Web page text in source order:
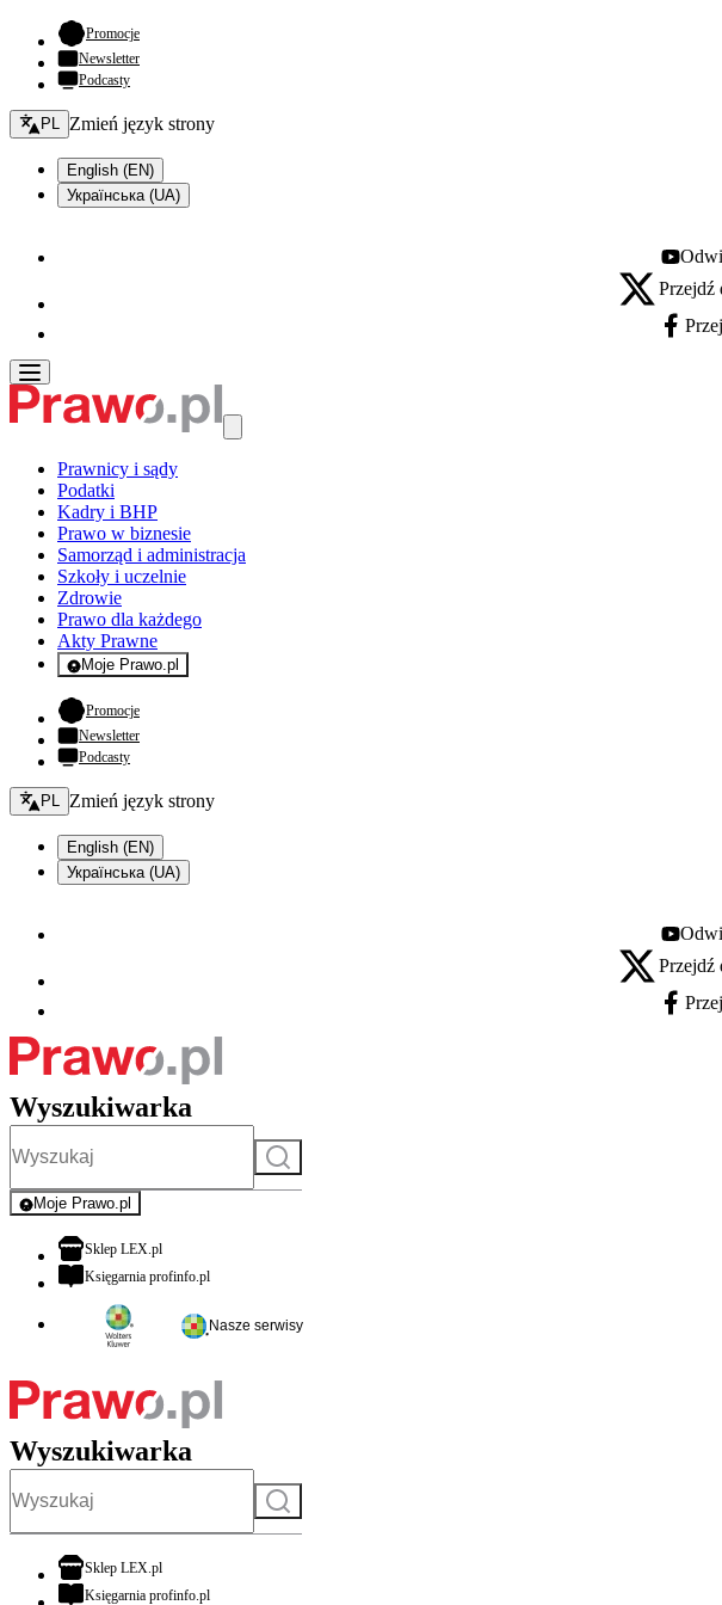
Promocje- otwiera się w nowej karcie
Newsletter
Podcasty
Zmień język - bieżący:
PL Zmień język strony
English (EN)
Українська (UA)
Youtube -
X - otwiera się w
Przejdź
Facebook
Prawnicy i sądy
Podatki
Kadry i BHP
Prawo w biznesie
Samorząd i administracja
Szkoły i uczelnie
Zdrowie
Prawo dla każdego
Akty Prawne
Moje Prawo.pl
- rejestracja i logowanie do serwisu
Promocje- otwiera się w nowej karcie
Newsletter
Podcasty
Zmień język - bieżący:
PL Zmień język strony
English (EN)
Українська (UA)
Youtube -
X - otwiera się w
Przejdź
Facebook
Wyszukiwarka
Szukaj
Moje Prawo.pl
- rejestracja i logowanie do serwisu
Sklep LEX.plotwiera się w nowej karcie
Księgarnia profinfo.plotwiera się w nowej karcie
Nasze serwisy
Wyszukiwarka
Szukaj
Sklep LEX.plotwiera się w nowej karcie
Księgarnia profinfo.plotwiera się w nowej karcie